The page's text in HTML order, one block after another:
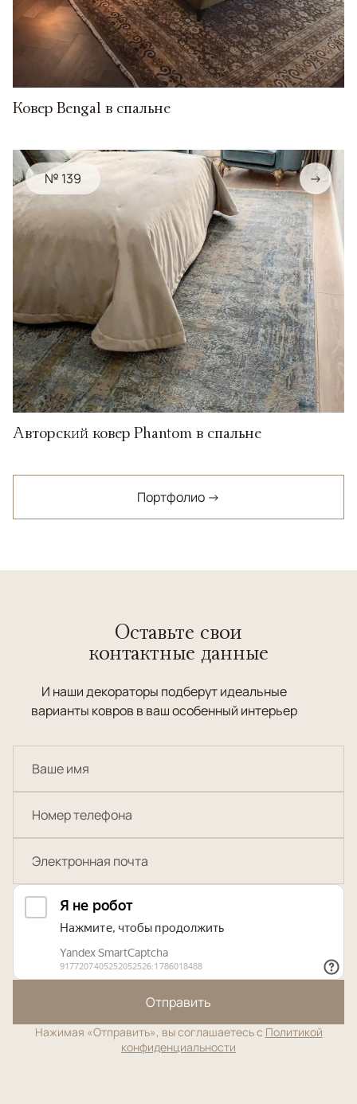
Ковер Bengal в спальне
№ 139 →
Авторский ковер Phantom в спальне
Портфолио →
Оставьте свои
контактные данные
И наши декораторы подберут идеальные
варианты ковров в ваш особенный интерьер
Отправить
Нажимая «Отправить», вы соглашаетесь с Политикой
конфиденциальности